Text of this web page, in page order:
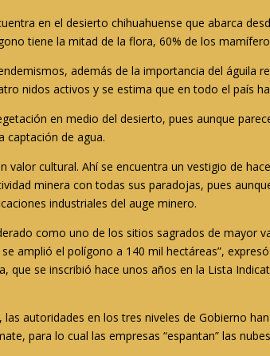
en el desierto chihuahuense que abarca
tiene la mitad de la flora, 60% de los
además de la importancia del águila
nidos activos y se estima que en todo el país
en medio del desierto, pues aunque
captación de agua.
valor cultural. Ahí se encuentra un vestigio de
minera con todas sus paradojas, pues
industriales del auge minero.
como uno de los sitios sagrados de mayor
amplió el polígono a 140 mil hectáreas”,
que se inscribió hace unos años en la Lista
autoridades en los tres niveles de Gobierno
para lo cual las empresas “espantan” las